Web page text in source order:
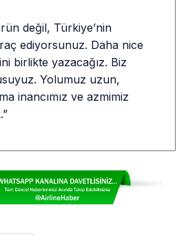
değil, Türkiye’nin
ediyorsunuz. Daha nice
birlikte yazacağız. Biz
Yolumuz uzun,
inancımız ve azmimiz